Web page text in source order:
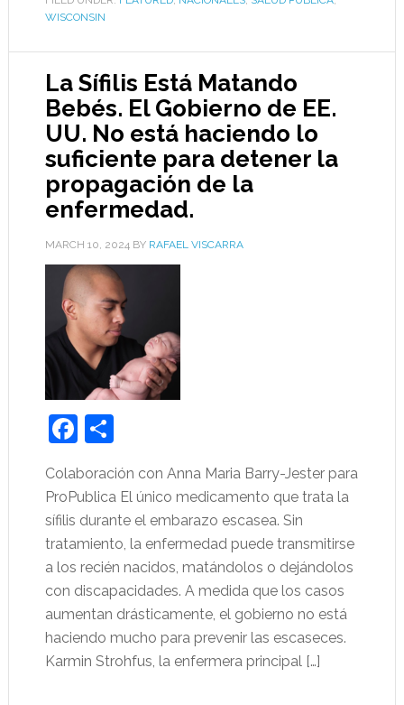
WISCONSIN
La Sífilis Está Matando
Bebés. El Gobierno de EE.
UU. No está haciendo lo
suficiente para detener la
propagación de la
enfermedad.
MARCH 10, 2024BY RAFAEL VISCARRA
Facebook
Share
Colaboración con Anna Maria Barry-Jester para
ProPublica El único medicamento que trata la
sífilis durante el embarazo escasea. Sin
tratamiento, la enfermedad puede transmitirse
a los recién nacidos, matándolos o dejándolos
con discapacidades. A medida que los casos
aumentan drásticamente, el gobierno no está
haciendo mucho para prevenir las escaseces.
Karmin Strohfus, la enfermera principal […]